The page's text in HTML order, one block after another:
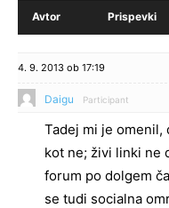
Avtor Prispevki
4. 9. 2013 ob 17:19
Daigu Participant
Tadej mi je omenil,
kot ne; živi linki ne
forum po dolgem
se tudi socialna